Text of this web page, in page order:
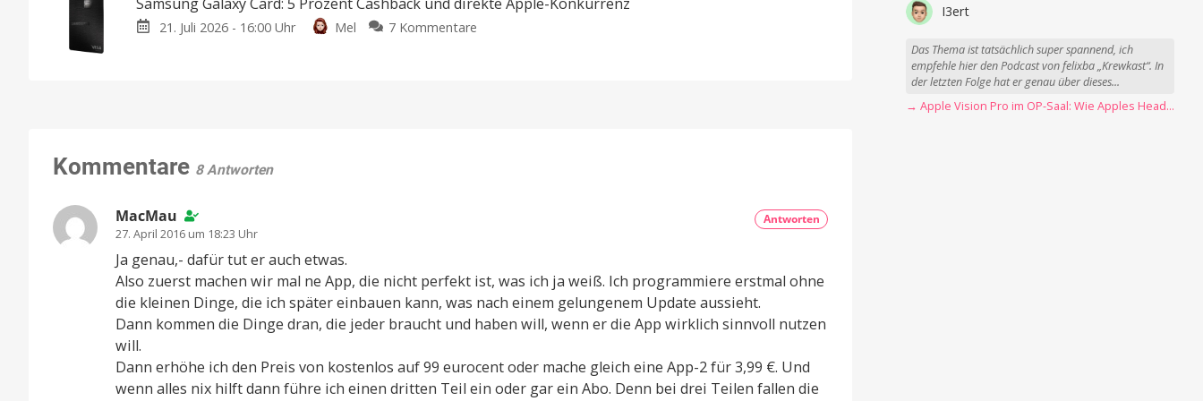
Amazon-
21. Juli 2026 - 16:00 Uhr Mel 7 Kommentare
aus
Metall
Kommentare 8 Antworten
MacMau
27. April 2016 um 18:23 Uhr
Ja genau,- dafür tut er auch etwas.
Also zuerst machen wir mal ne App, die nicht perfekt ist, was ich ja weiß. Ich programmiere erstmal ohne
die kleinen Dinge, die ich später einbauen kann, was nach einem gelungenem Update aussieht.
Dann kommen die Dinge dran, die jeder braucht und haben will, wenn er die App wirklich sinnvoll nutzen
will.
Dann erhöhe ich den Preis von kostenlos auf 99 eurocent oder mache gleich eine App-2 für 3,99 €. Und
wenn alles nix hilft dann führe ich einen dritten Teil ein oder gar ein Abo. Denn bei drei Teilen fallen die
Antworten
I3ert
Das Thema ist tatsächlich super spannend, ich
empfehle hier den Podcast von felixba „Krewkast“. In
der letzten Folge hat er genau über dieses...
→ Apple Vision Pro im OP-Saal: Wie Apples Headset Operationen beschleunigt